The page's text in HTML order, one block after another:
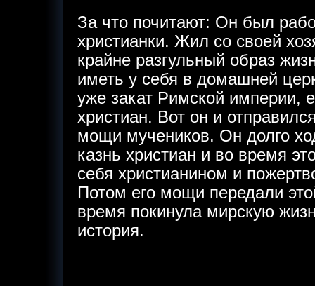
За что почитают: Он был
христианки. Жил со своей
крайне разгульный образ
иметь у себя в домашней
уже закат Римской империи,
христиан. Вот он и
мощи мучеников. Он долго
казнь христиан и во время
себя христианином и
Потом его мощи передали
время покинула мирскую
история.